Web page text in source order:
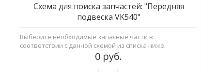
0 руб.
Схема для поиска запчастей: "Передняя
подвеска VK540"
Выберите необходимые запасные части в
соответствии с данной схемой из списка ниже.